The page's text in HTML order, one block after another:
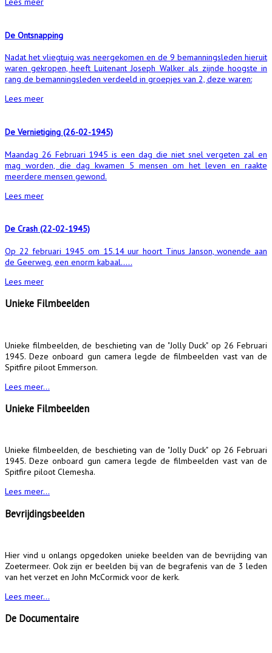
De Ontsnapping
Nadat het vliegtuig was neergekomen en de 9 bemanningsleden hieruit
waren gekropen, heeft Luitenant Joseph Walker als zijnde hoogste in
rang de bemanningsleden verdeeld in groepjes van 2, deze waren:
Lees meer
De Vernietiging (26-02-1945)
Maandag 26 Februari 1945 is een dag die niet snel vergeten zal en
mag worden, die dag kwamen 5 mensen om het leven en raakte
meerdere mensen gewond.
Lees meer
De Crash (22-02-1945)
Op 22 februari 1945 om 15.14 uur hoort Tinus Janson, wonende aan
de Geerweg, een enorm kabaal.....
Lees meer
Unieke Filmbeelden
Unieke filmbeelden, de beschieting van de "Jolly Duck" op 26 Februari
1945. Deze onboard gun camera legde de filmbeelden vast van de
Spitfire piloot Emmerson.
Lees meer...
Unieke Filmbeelden
Unieke filmbeelden, de beschieting van de "Jolly Duck" op 26 Februari
1945. Deze onboard gun camera legde de filmbeelden vast van de
Spitfire piloot Clemesha.
Lees meer...
Bevrijdingsbeelden
Hier vind u onlangs opgedoken unieke beelden van de bevrijding van
Zoetermeer. Ook zijn er beelden bij van de begrafenis van de 3 leden
van het verzet en John McCormick voor de kerk.
Lees meer...
De Documentaire